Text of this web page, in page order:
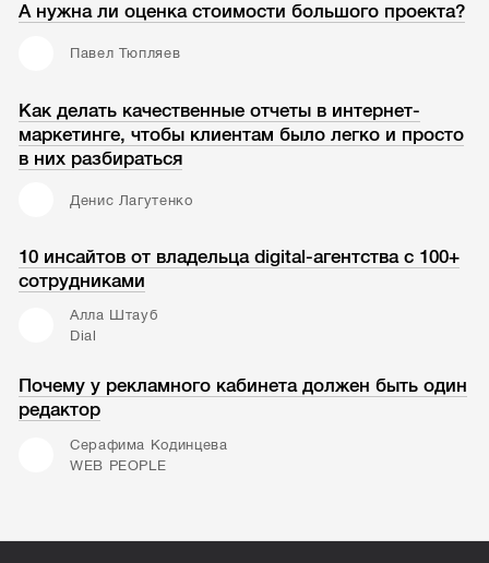
А нужна ли оценка стоимости большого проекта?
Павел Тюпляев
Как делать качественные отчеты в интернет-
маркетинге, чтобы клиентам было легко и просто
в них разбираться
Денис Лагутенко
10 инсайтов от владельца digital-агентства с 100+
сотрудниками
Алла Штауб
Dial
Почему у рекламного кабинета должен быть один
редактор
Серафима Кодинцева
WEB PEOPLE